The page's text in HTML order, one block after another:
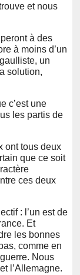
et nous
à des
à moins d’un
un
solution,
c’est une
les partis de
ont tous deux
que ce soit
ces deux
: l’un est de
Et
les bonnes
comme en
Nous
l’Allemagne.